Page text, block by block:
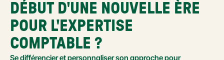
DÉBUT D'UNE NOUVELLE ÈRE
POUR L'EXPERTISE
COMPTABLE ?
Se différencier et personnaliser son approche pour